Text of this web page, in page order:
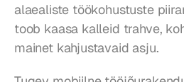
alaealiste töökohustuste
toob kaasa kalleid trahve,
mainet kahjustavaid asju.